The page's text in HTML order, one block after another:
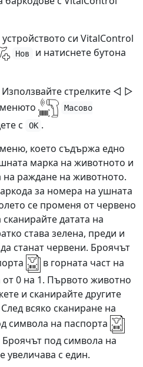
си VitalControl
Нов и натиснете бутона
стрелките ◁ ▷
Масово
с OK .
което съдържа едно
марка на животното и
на раждане на животното.
за номера на ушната
се променя от червено
датата на
става зелена, преди и
станат червени. Броячът
в горната част на
от 0 на 1. Първото животно
и сканирайте другите
всяко сканиране на
символа на паспорта
Броячът под символа на
увеличава с един.